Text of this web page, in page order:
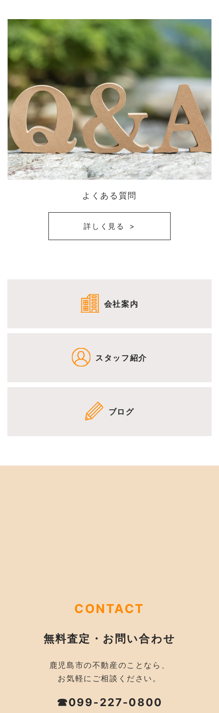
よくある質問
詳しく見る
会社案内
スタッフ紹介
ブログ
CONTACT
無料査定・お問い合わせ
鹿児島市の不動産のことなら、
お気軽にご相談ください。
☎099-227-0800